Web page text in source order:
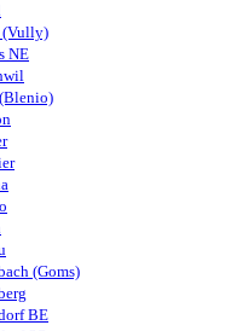
NE
(Goms)
BE